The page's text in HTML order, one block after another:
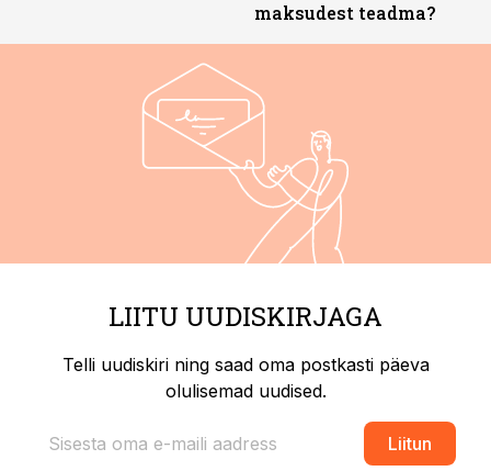
maksudest teadma?
LIITU UUDISKIRJAGA
Telli uudiskiri ning saad oma postkasti päeva
olulisemad uudised.
Liitun